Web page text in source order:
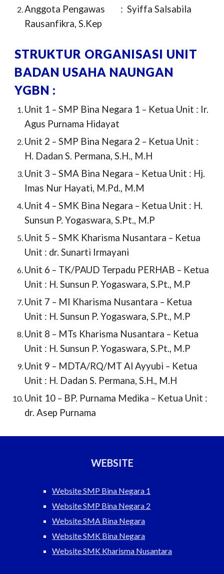
Anggota Pengawas
: Syiffa Salsabila
Rausanfikra, S.Kep
STRUKTUR ORGANISASI UNIT
BADAN USAHA NAUNGAN
YGBN :
Unit 1 – SMP Bina Negara 1 – Ketua Unit : Ir.
Agus Purnama Hidayat
Unit 2 – SMP Bina Negara 2 – Ketua Unit :
H. Dadan S. Permana, S.H., M.H
Unit 3 – SMA Bina Negara – Ketua Unit : Hj.
Imas Nur Hayati, M.Pd., M.M
Unit 4 – SMK Bina Negara – Ketua Unit : H.
Sunsun P. Yogaswara, S.Pt., M.P
Unit 5 – SMK Kharisma Nusantara – Ketua
Unit : dr. Sunarti Irmayani
Unit 6 – TK/PAUD Terpadu PERHAB – Ketua
Unit : H. Sunsun P. Yogaswara, S.Pt., M.P
Unit 7 – MI Kharisma Nusantara – Ketua
Unit : H. Sunsun P. Yogaswara, S.Pt., M.P
Unit 8 – MTs Kharisma Nusantara – Ketua
Unit : H. Sunsun P. Yogaswara, S.Pt., M.P
Unit 9 – MDTA/RQ/MT Al Ayyubi – Ketua
Unit : H. Dadan S. Permana, S.H., M.H
Unit 10 – BP. Purnama Medika – Ketua Unit :
dr. Asep Purnama
WEBSITE
Website SMP Bina Negara 1
Website SMP Bina Negara 2
Website SMA Bina Negara
Website SMK Bina Negara
Website SMK Kharisma Nusantara